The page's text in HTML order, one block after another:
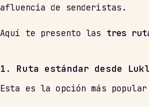
afluencia de senderistas.
Aquí te presento las tres
1. Ruta estándar desde
Esta es la opción más